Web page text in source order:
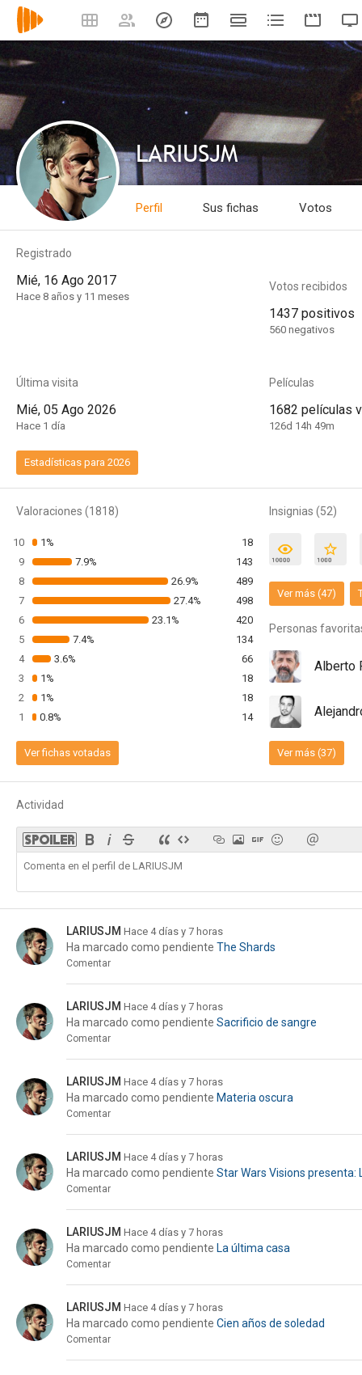
LARIUSJM
Perfil Sus fichas Votos
Registrado
Mié, 16 Ago 2017
Hace 8 años y 11 meses
Votos recibidos
1437 positivos
560 negativos
Última visita
Mié, 05 Ago 2026
Hace 1 día
Películas
1682 películas
126d 14h 49m
Estadísticas para 2026
Valoraciones (1818)
10
1%
9
7.9%
8
26.9%
7
27.4%
6
23.1%
5
7.4%
4
3.6%
3
1%
2
1%
1
0.8%
18
143
489
498
420
134
66
18
18
14
Ver fichas votadas
Insignias (52)
Ver más (47)
Personas
Alberto
Ver más (37)
Actividad
LARIUSJM Hace 4 días y 7 horas
Ha marcado como pendiente The Shards
Comentar
LARIUSJM Hace 4 días y 7 horas
Ha marcado como pendiente Sacrificio de sangre
Comentar
LARIUSJM Hace 4 días y 7 horas
Ha marcado como pendiente Materia oscura
Comentar
LARIUSJM Hace 4 días y 7 horas
Ha marcado como pendiente Star Wars Visions presenta:
Comentar
LARIUSJM Hace 4 días y 7 horas
Ha marcado como pendiente La última casa
Comentar
LARIUSJM Hace 4 días y 7 horas
Ha marcado como pendiente Cien años de soledad
Comentar